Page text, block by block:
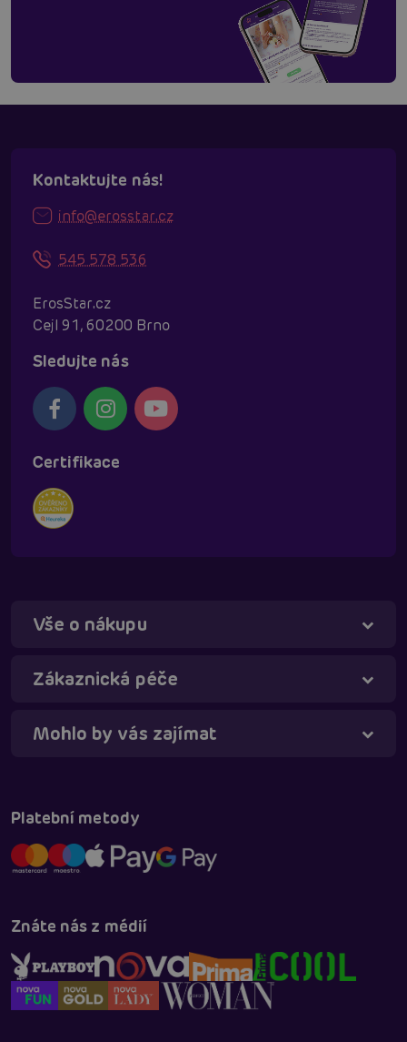
Kontaktujte nás!
info@erosstar.cz
545 578 536
ErosStar.cz
Cejl 91, 60200 Brno
Sledujte nás
Certifikace
Vše o nákupu
Zákaznická péče
Mohlo by vás zajímat
Platební metody
Znáte nás z médií
Táňa - virtuální asistentka